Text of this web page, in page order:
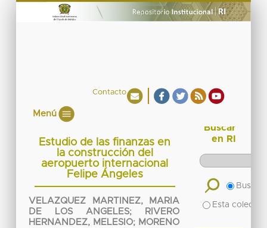
Contacto
Menú
Estudio de las finanzas en
la construcción del
aeropuerto internacional
Felipe Ángeles
VELAZQUEZ MARTINEZ, MARIA
DE LOS ANGELES;
RIVERO
HERNANDEZ, MELESIO; MORENO
Buscar
en RI
Buscar
Esta